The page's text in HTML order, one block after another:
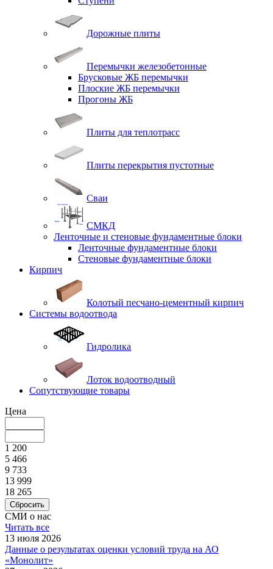
Дорожные плиты
Перемычки железобетонные
Брусковые ЖБ перемычки
Плоские ЖБ перемычки
Прогоны ЖБ
Плиты для теплотрасс
Плиты перекрытия пустотные
Сваи
СМКД
Ленточные и стеновые фундаментные блоки
Ленточные фундаментные блоки
Стеновые фундаментные блоки
Кирпич
Колотый песчано-цементный кирпич
Системы водоотвода
Гидролика
Лоток водоотводный
Сопутствующие товары
Цена
1 200
5 466
9 733
13 999
18 265
Сбросить
СМИ о нас
Читать все
13 июля 2026
Данные о результатах оценки условий труда на АО
«Монолит»